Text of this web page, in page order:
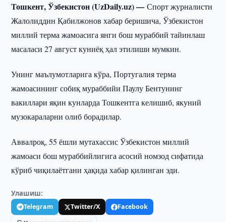
Тошкент, Ўзбекистон (UzDaily.uz) —Спорт журналисти
Жалолиддин Қабилжонов хабар беришича, Ўзбекистон
миллий терма жамоасига янги бош мураббий тайинлаш
масаласи 27 август куниёқ ҳал этилиши мумкин.
Унинг маълумотларига кўра, Португалия терма
жамоасининг собиқ мураббийи Паулу Бентунинг
вакиллари яқин кунларда Тошкентга келишиб, якуний
музокараларни олиб борадилар.
Аввалроқ, 55 ёшли мутахассис Ўзбекистон миллий
жамоаси бош мураббийлигига асосий номзод сифатида
кўриб чиқилаётгани ҳақида хабар қилинган эди.
Улашиш:
Telegram Twitter/X
Facebook